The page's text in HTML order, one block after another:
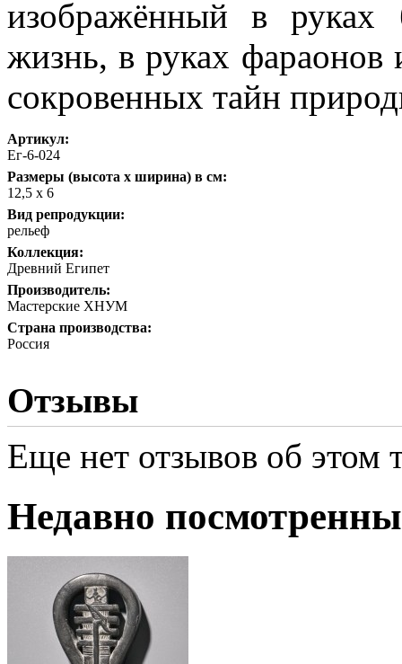
изображённый в руках
жизнь, в руках
сокровенных тайн
Артикул:
Ег-6-024
Размеры (высота х ширина) в см:
12,5 х 6
Вид репродукции:
рельеф
Коллекция:
Древний Египет
Производитель:
Мастерские ХНУМ
Страна производства:
Россия
Отзывы
Еще нет отзывов об этом
Недавно